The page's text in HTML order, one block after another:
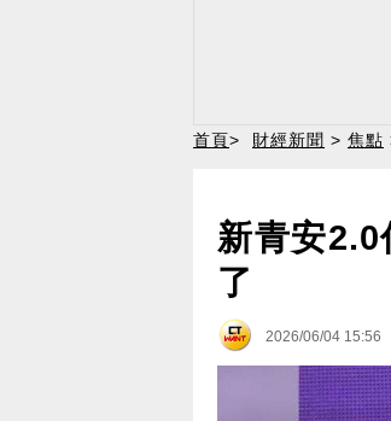
首頁> 財經新聞 > 焦點
新青安2.0
了
2026/06/04 15:56